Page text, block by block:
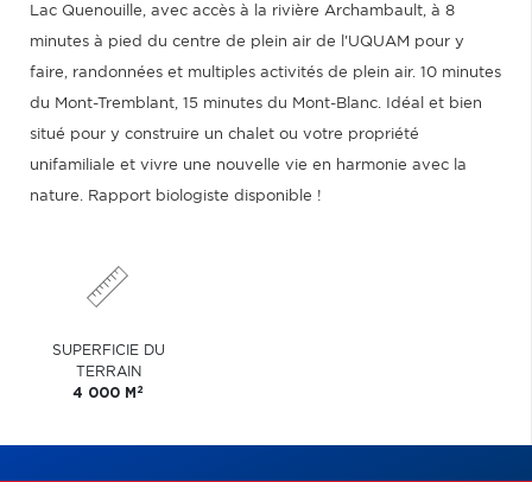
Lac Quenouille, avec accès à la rivière Archambault, à 8
minutes à pied du centre de plein air de l'UQUAM pour y
faire, randonnées et multiples activités de plein air. 10 minutes
du Mont-Tremblant, 15 minutes du Mont-Blanc. Idéal et bien
situé pour y construire un chalet ou votre propriété
unifamiliale et vivre une nouvelle vie en harmonie avec la
nature. Rapport biologiste disponible !
SUPERFICIE DU
TERRAIN
4 000 M 2